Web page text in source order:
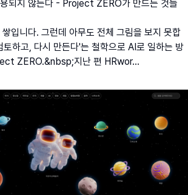
되지 않는다 - Project ZERO가 만드는 것들
입니다. 그런데 아무도 전체 그림을 보지 못합
토하고, 다시 만든다'는 철학으로 AI로 일하는 방
ZERO.&nbsp;지난 편 HRwor...